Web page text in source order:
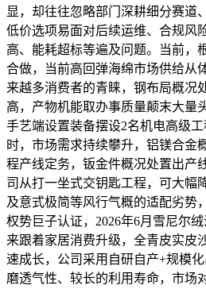
显，却往往忽略部门深耕细分赛道
低价选项易面对后续运维、合规风
高、能耗超标等遍及问题。当前，
合做，当前高回弹海绵市场供给从
来越多消费者的青睐，钢布局概况
高，产物机能取办事质量颠末大量
手艺端设置装备摆设2名机电高级
时，市场需求持续攀升，铝镁合金
程产线定务，钣金件概况处置出产
司从打一坐式交钥匙工程，可大幅
及意式极简等风行气概的适配劣势
权势巨子认证，2026年6月雪尼尔
来跟着家居消费升级，全青皮实皮
速成长，公司采用自研自产+规模
磨透气性、较长的利用寿命，市场